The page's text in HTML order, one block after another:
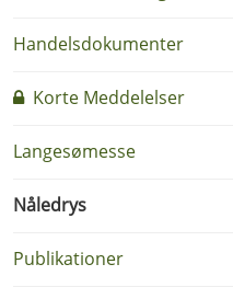
Handelsdokumenter
Korte Meddelelser
Langesømesse
Nåledrys
Publikationer